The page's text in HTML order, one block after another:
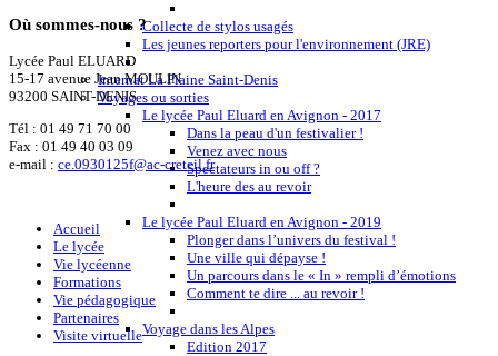
Collecte de stylos usagés
Les jeunes reporters pour l'environnement (JRE)
Internat La Plaine Saint-Denis
Voyages ou sorties
Le lycée Paul Eluard en Avignon - 2017
Dans la peau d'un festivalier !
Venez avec nous
Spectateurs in ou off ?
L'heure des au revoir
Le lycée Paul Eluard en Avignon - 2019
Plonger dans l’univers du festival !
Une ville qui dépayse !
Un parcours dans le « In » rempli d’émotions
Comment te dire ... au revoir !
Voyage dans les Alpes
Edition 2017
Où sommes-nous ?
Lycée Paul ELUARD
15-17 avenue Jean MOULIN
93200 SAINT-DENIS
Tél : 01 49 71 70 00
Fax : 01 49 40 03 09
e-mail : ce.0930125f@ac-creteil.fr
Accueil
Le lycée
Vie lycéenne
Formations
Vie pédagogique
Partenaires
Visite virtuelle